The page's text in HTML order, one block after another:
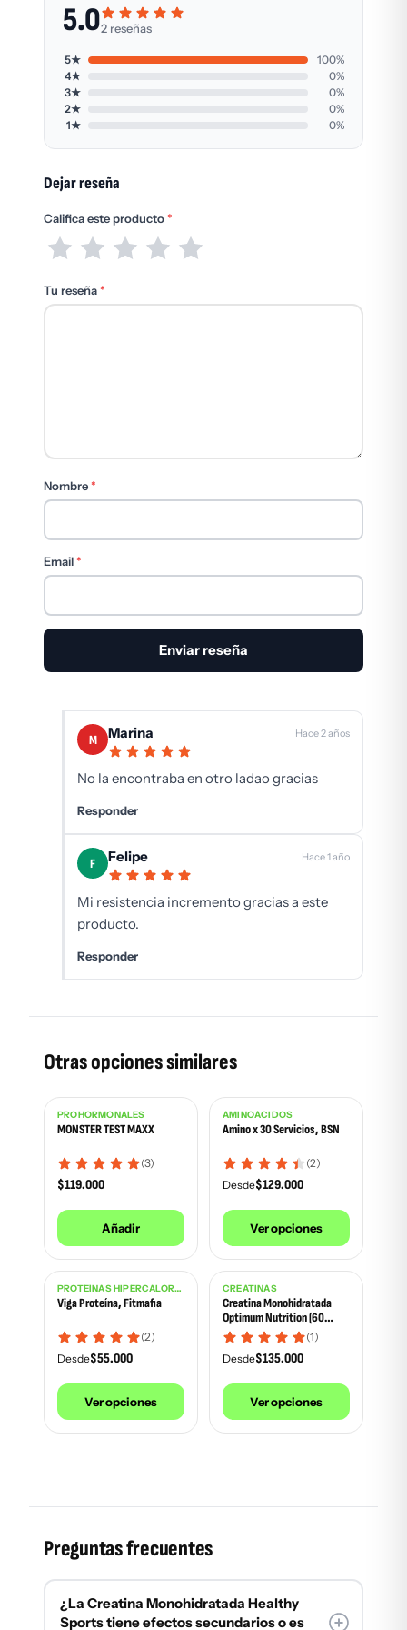
5.02 reseñas
5★
100%
4★
0%
3★
0%
2★
0%
1★
0%
Dejar reseña
Califica este producto*
Tu reseña*
Nombre*
Email*
M Marina Hace 2 años
No la encontraba en otro ladao gracias
Responder
F Felipe Hace 1 año
Mi resistencia incremento gracias a este
producto.
Responder
Otras opciones similares
Más vendido
PROHORMONALES
MONSTER TEST MAXX
(3)
$119.000
Añadir
AMINOÁCIDOS
Amino x 30 Servicios, BSN
(2)
Desde$129.000
Ver opciones
PROTEÍNAS HIPERCALÓRICAS
Viga Proteína, Fitmafia
(2)
Desde$55.000
Ver opciones
CREATINAS
Creatina Monohidratada
Optimum Nutrition (60
Serrvs) 300g
(1)
Desde$135.000
Ver opciones
Preguntas frecuentes
¿La Creatina Monohidratada Healthy
Sports tiene efectos secundarios o es